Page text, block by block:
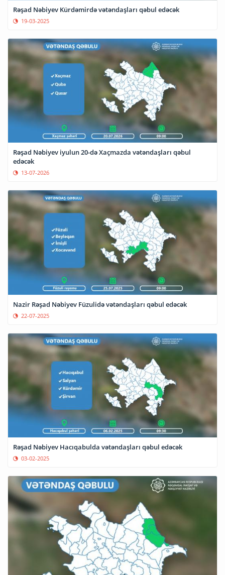
Rəşad Nəbiyev Kürdəmirdə vətəndaşları qəbul edəcək
19-03-2025
Rəşad Nəbiyev iyulun 20-də Xaçmazda vətəndaşları qəbul
edəcək
13-07-2026
Nazir Rəşad Nəbiyev Füzulidə vətəndaşları qəbul edəcək
22-07-2025
Rəşad Nəbiyev Hacıqabulda vətəndaşları qəbul edəcək
03-02-2025